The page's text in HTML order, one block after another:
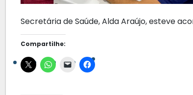
Secretária de Saúde, Alda Araújo, esteve
Compartilhe: